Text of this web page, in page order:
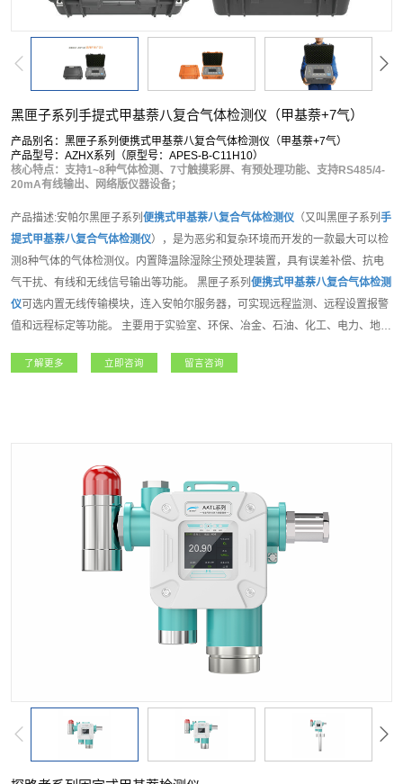
黑匣子系列手提式甲基萘八复合气体检测仪（甲基萘+7气）
产品别名：黑匣子系列便携式甲基萘八复合气体检测仪（甲基萘+7气）
产品型号：AZHX系列（原型号：APES-B-C11H10）
核心特点：支持1~8种气体检测、7寸触摸彩屏、有预处理功能、支持RS485/4-
20mA有线输出、网络版仪器设备；
产品描述:安帕尔黑匣子系列 便携式甲基萘八复合气体检测仪 （又叫黑匣子系列 手
提式甲基萘八复合气体检测仪），是为恶劣和复杂环境而开发的一款最大可以检
测8种气体的气体检测仪。内置降温除湿除尘预处理装置，具有误差补偿、抗电
气干扰、有线和无线信号输出等功能。 黑匣子系列 便携式甲基萘八复合气体检测
仪可选内置无线传输模块，连入安帕尔服务器，可实现远程监测、远程设置报警
值和远程标定等功能。 主要用于实验室、环保、冶金、石油、化工、电力、地下
种气体的检测。产品功能强大，支持客户各种需求。
了解更多 立即咨询 留言咨询